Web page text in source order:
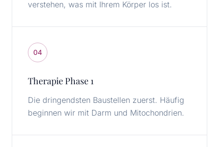
verstehen, was mit Ihrem Körper los ist.
04
Therapie Phase 1
Die dringendsten Baustellen zuerst. Häufig
beginnen wir mit Darm und Mitochondrien.